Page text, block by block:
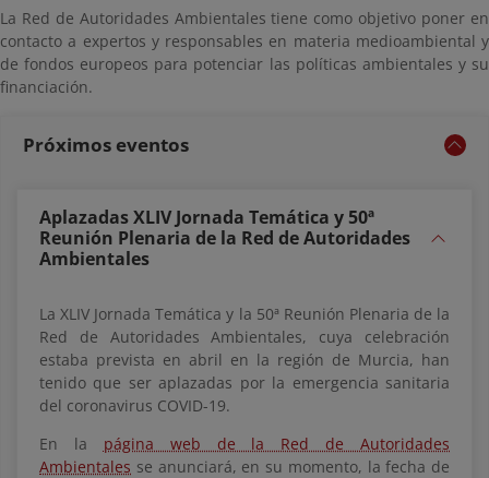
La Red de Autoridades Ambientales tiene como objetivo poner en
contacto a expertos y responsables en materia medioambiental y
de fondos europeos para potenciar las políticas ambientales y su
financiación.
Próximos eventos
Aplazadas XLIV Jornada Temática y 50ª
Reunión Plenaria de la Red de Autoridades
Ambientales
La XLIV Jornada Temática y la 50ª Reunión Plenaria de la
Red de Autoridades Ambientales, cuya celebración
estaba prevista en abril en la región de Murcia, han
tenido que ser aplazadas por la emergencia sanitaria
del coronavirus COVID-19.
En la página web de la Red de Autoridades
Ambientales se anunciará, en su momento, la fecha de